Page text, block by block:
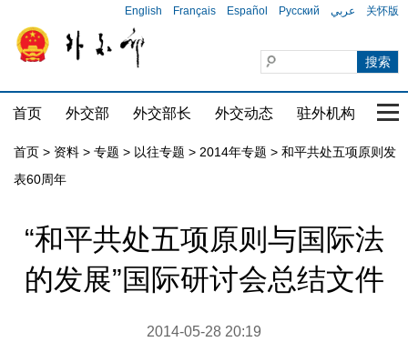
English Français Español Русский عربي 关怀版
首页 外交部 外交部长 外交动态 驻外机构 国
首页 > 资料 > 专题 > 以往专题 > 2014年专题 > 和平共处五项原则发
表60周年
“和平共处五项原则与国际法
的发展”国际研讨会总结文件
2014-05-28 20:19